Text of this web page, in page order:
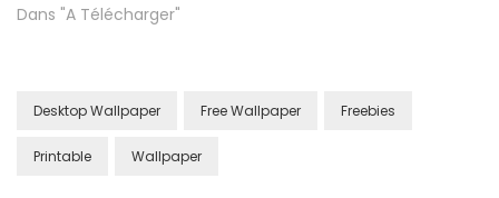
Dans "A Télécharger"
Desktop Wallpaper Free Wallpaper Freebies
Printable Wallpaper